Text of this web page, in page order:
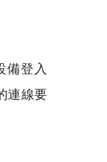
備登入
連線要